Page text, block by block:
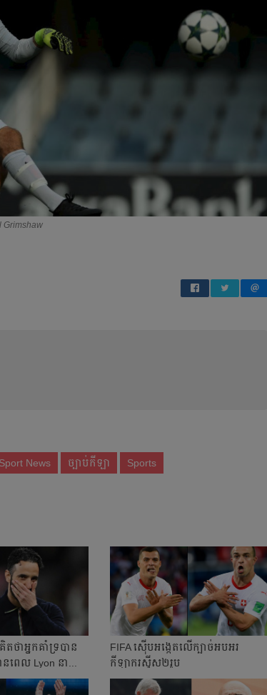
Grimshaw
News ច្បាប់កីឡា Sports
ត​ថា​អ្នក​គាំទ្រ​​បាន​
ពេល​ Lyon នា...
FIFA ស៊ើប​អង្កេត​លើ​ក្បាច់​អបអរ​
កីឡាករ​ស្វីស​២​រូប